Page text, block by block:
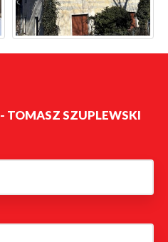
TOMASZ SZUPLEWSKI